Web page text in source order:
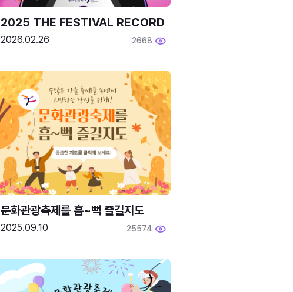
2025 THE FESTIVAL RECORD
2026.02.26 2668
문화관광축제를 흠~뻑 즐길지도
2025.09.10 25574